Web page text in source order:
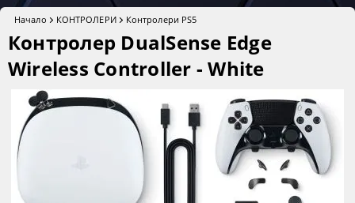
Начало КОНТРОЛЕРИ Контролери PS5
Контролер DualSense Edge
Wireless Controller - White